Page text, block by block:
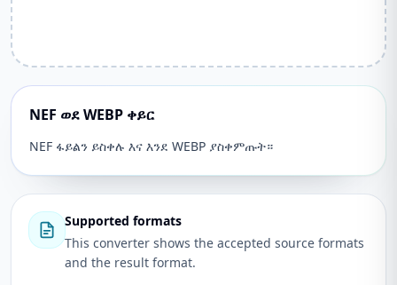
NEF ወደ WEBP ቀይር
NEF ፋይልን ይስቀሉ እና እንደ WEBP ያስቀምጡት።
Supported formats
This converter shows the accepted source formats
and the result format.